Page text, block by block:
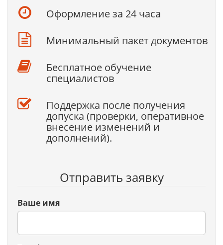
Оформление за 24 часа
Минимальный пакет документов
Бесплатное обучение
специалистов
Поддержка после получения
допуска (проверки, оперативное
внесение изменений и
дополнений).
Отправить заявку
Ваше имя